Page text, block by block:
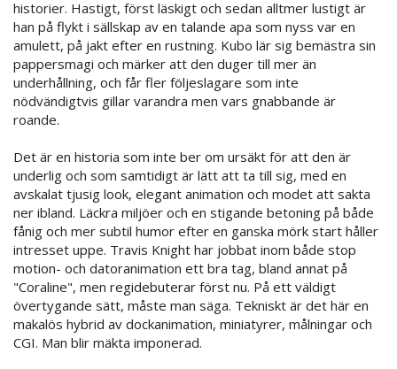
historier. Hastigt, först läskigt och sedan alltmer lustigt är
han på flykt i sällskap av en talande apa som nyss var en
amulett, på jakt efter en rustning. Kubo lär sig bemästra sin
pappersmagi och märker att den duger till mer än
underhållning, och får fler följeslagare som inte
nödvändigtvis gillar varandra men vars gnabbande är
roande.
Det är en historia som inte ber om ursäkt för att den är
underlig och som samtidigt är lätt att ta till sig, med en
avskalat tjusig look, elegant animation och modet att sakta
ner ibland. Läckra miljöer och en stigande betoning på både
fånig och mer subtil humor efter en ganska mörk start håller
intresset uppe. Travis Knight har jobbat inom både stop
motion- och datoranimation ett bra tag, bland annat på
"Coraline", men regidebuterar först nu. På ett väldigt
övertygande sätt, måste man säga. Tekniskt är det här en
makalös hybrid av dockanimation, miniatyrer, målningar och
CGI. Man blir mäkta imponerad.